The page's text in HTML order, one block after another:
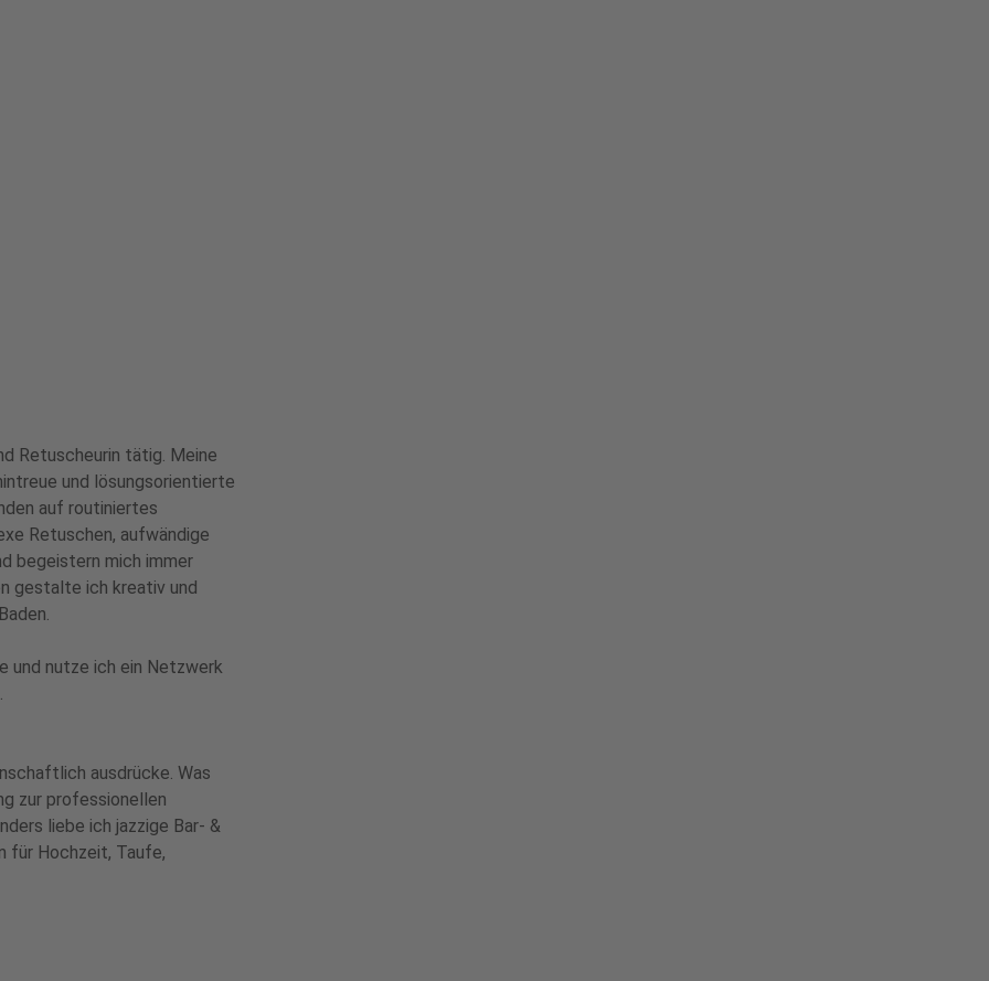
Retuscheurin tätig. Meine
und lösungsorientierte
auf routiniertes
Retuschen, aufwändige
begeistern mich immer
gestalte ich kreativ und
und nutze ich ein Netzwerk
ausdrücke. Was
zur professionellen
liebe ich jazzige Bar- &
für Hochzeit, Taufe,